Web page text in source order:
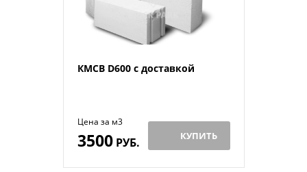
КМСВ D600 с доставкой
Цена за м3
3500РУБ. КУПИТЬ